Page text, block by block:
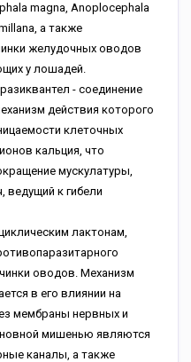
magna, Anoplocephala
а также
желудочных оводов
у лошадей.
- соединение
действия которого
клеточных
кальция, что
мускулатуры,
ведущий к гибели
лактонам,
оводов. Механизм
в его влиянии на
мембраны нервных и
мишенью являются
каналы, а также